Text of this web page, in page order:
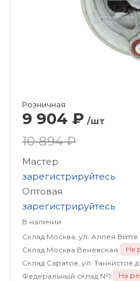
Розничная
9 904 ₽ /шт
10 894 ₽
Мастер
зарегистрируйтесь
Оптовая
зарегистрируйтесь
В наличии
Склад Москва, ул. Аллея Витте
Склад Москва Веневская:
На
Склад Саратов, ул. Танкистов д.
Федеральный склад №1:
На